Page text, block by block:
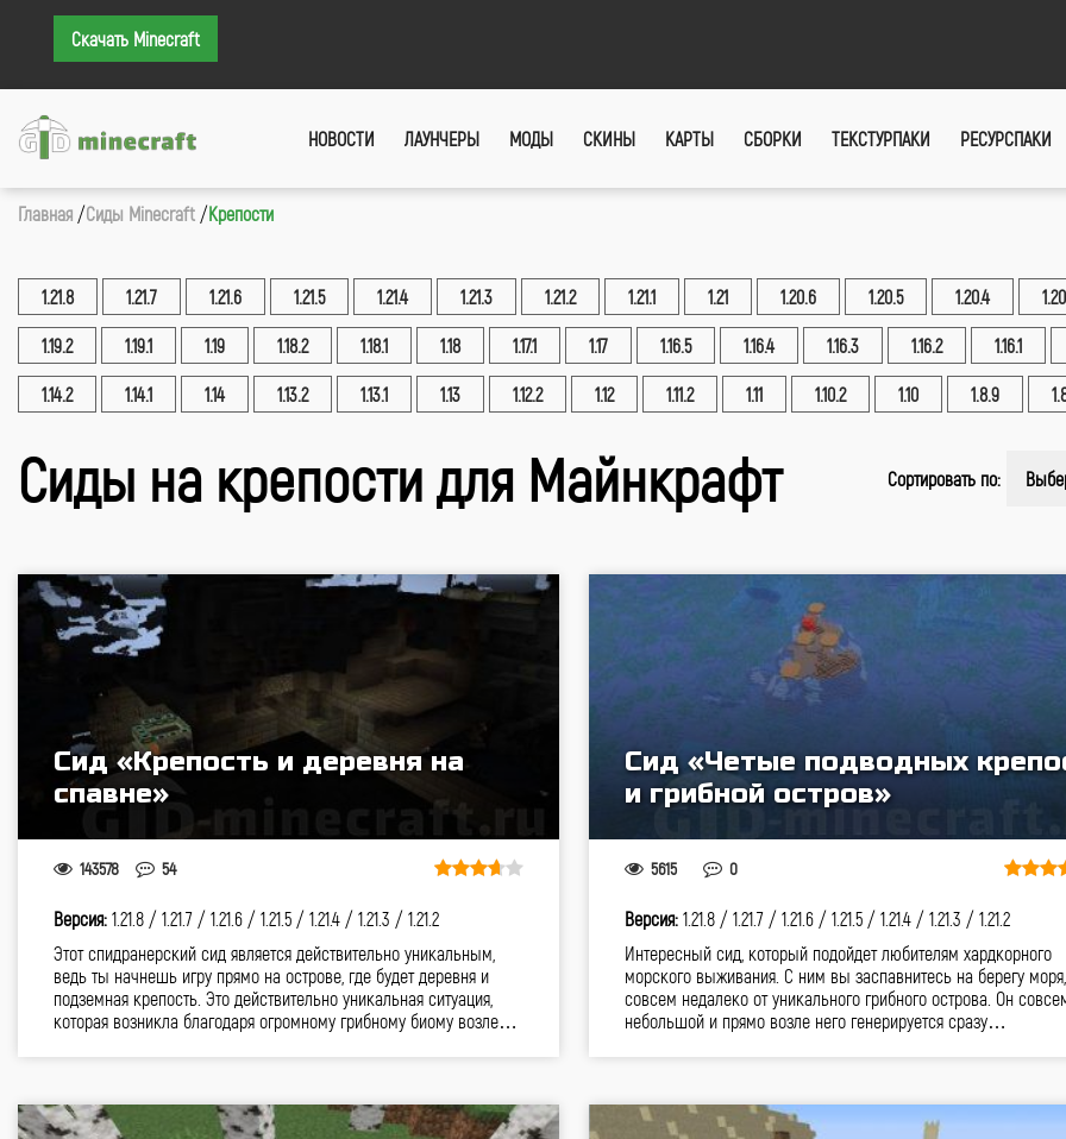
Скачать Minecraft
НОВОСТИ ЛАУНЧЕРЫ МОДЫ СКИНЫ КАРТЫ СБОРКИ ТЕКСТУРПАКИ РЕСУРСПАКИ
Главная Сиды Minecraft Крепости
1.21.8 1.21.7 1.21.6 1.21.5 1.21.4 1.21.3 1.21.2 1.21.1 1.21 1.20.6 1.20.5 1.20.4
1.19.2 1.19.1 1.19 1.18.2 1.18.1 1.18 1.17.1 1.17 1.16.5 1.16.4 1.16.3 1.16.2 1.16.1
1.14.2 1.14.1 1.14 1.13.2 1.13.1 1.13 1.12.2 1.12 1.11.2 1.11 1.10.2 1.10 1.8.9
Сиды на крепости для Майнкрафт Сортировать по:
Сид «Крепость и деревня на
спавне»
143578 54
Версия: 1.21.8 / 1.21.7 / 1.21.6 / 1.21.5 / 1.21.4 / 1.21.3 / 1.21.2
Этот спидранерский сид является действительно уникальным,
ведь ты начнешь игру прямо на острове, где будет деревня и
подземная крепость. Это действительно уникальная ситуация,
которая возникла благодаря огромному грибному биому возле…
Сид «Четые подводных
и грибной остров»
5615 0
Версия:1.21.8 /1.21.7 /1.21.6 /1.21.5 /1.21.4 /1.21.3 /1.21.2
Интересный сид, который подойдет любителям хардкорного
морского выживания. С ним вы заспавнитесь на берегу моря,
совсем недалеко от уникального грибного острова. Он
небольшой и прямо возле него генерируется сразу…